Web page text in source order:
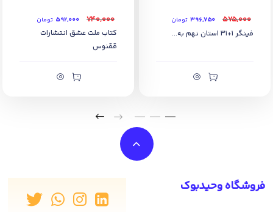
۵۷۵,۰۰۰ ۳۹۶,۷۵۰ تومان
فینگر 1+31 استان نهم به...
۷۴۰,۰۰۰ ۵۹۲,۰۰۰ تومان
کتاب ملت عشق انتشارات
ققنوس
فروشگاه وحیدبوک